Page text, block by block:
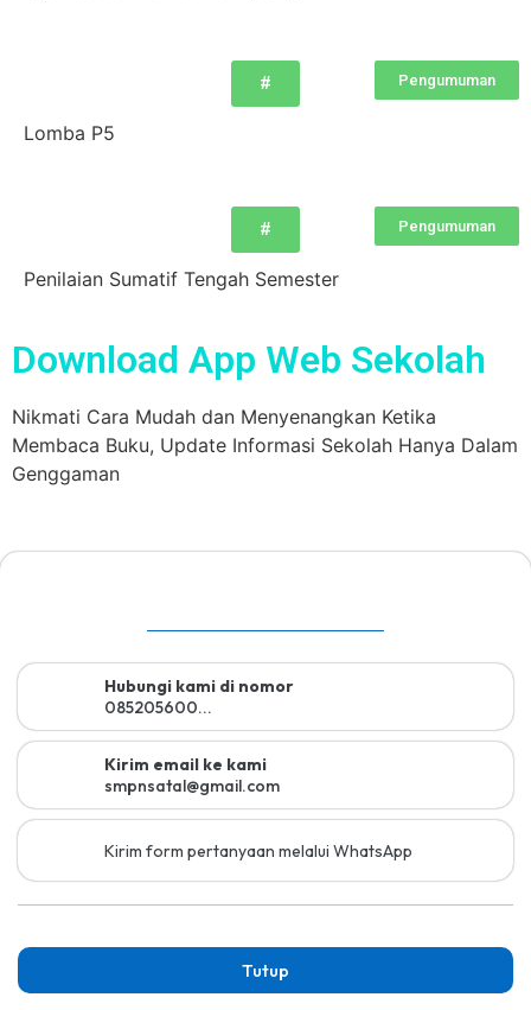
Pengumuman
#
Lomba P5
Pengumuman
#
Penilaian Sumatif Tengah Semester
Download App Web Sekolah
Nikmati Cara Mudah dan Menyenangkan Ketika
Membaca Buku, Update Informasi Sekolah Hanya Dalam
Genggaman
Hubungi kami di nomor
085205600...
Kirim email ke kami
smpnsatal@gmail.com
Kirim form pertanyaan melalui WhatsApp
Tutup